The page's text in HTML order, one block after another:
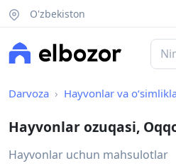
O'zbekiston
Darvoza Hayvonlar va
Hayvonlar ozuqasi,
Hayvonlar uchun mahsulotlar